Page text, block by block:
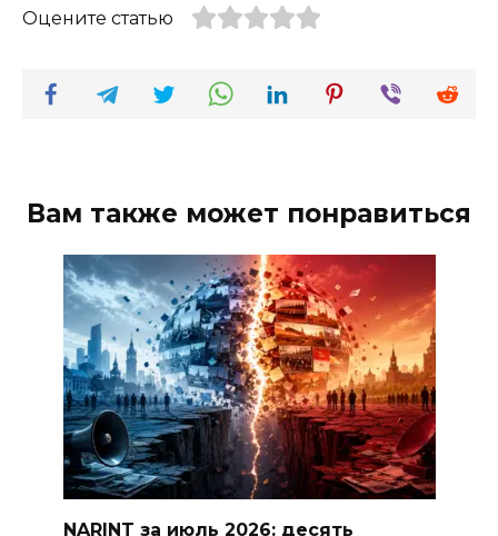
Оцените статью
Вам также может понравиться
NARINT за июль 2026: десять